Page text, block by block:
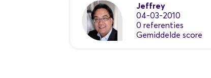
Jeffrey
04-03-2010
0 referenties
Gemiddelde score